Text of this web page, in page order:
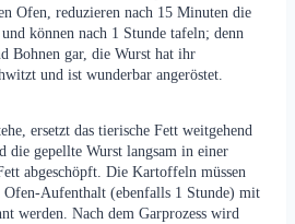
Ofen, reduzieren nach 15 Minuten die
können nach 1 Stunde tafeln; denn
Bohnen gar, die Wurst hat ihr
und ist wunderbar angeröstet.
ersetzt das tierische Fett weitgehend
die gepellte Wurst langsam in einer
abgeschöpft. Die Kartoffeln müssen
Aufenthalt (ebenfalls 1 Stunde) mit
werden. Nach dem Garprozess wird